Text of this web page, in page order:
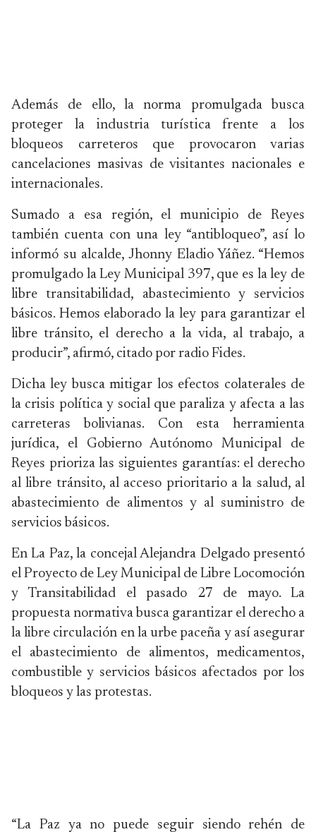
Además de ello, la norma promulgada busca
proteger la industria turística frente a los
bloqueos carreteros que provocaron varias
cancelaciones masivas de visitantes nacionales e
internacionales.
Sumado a esa región, el municipio de Reyes
también cuenta con una ley “antibloqueo”, así lo
informó su alcalde, Jhonny Eladio Yáñez. “Hemos
promulgado la Ley Municipal 397, que es la ley de
libre transitabilidad, abastecimiento y servicios
básicos. Hemos elaborado la ley para garantizar el
libre tránsito, el derecho a la vida, al trabajo, a
producir”, afirmó, citado por radio Fides.
Dicha ley busca mitigar los efectos colaterales de
la crisis política y social que paraliza y afecta a las
carreteras bolivianas. Con esta herramienta
jurídica, el Gobierno Autónomo Municipal de
Reyes prioriza las siguientes garantías: el derecho
al libre tránsito, al acceso prioritario a la salud, al
abastecimiento de alimentos y al suministro de
servicios básicos.
En La Paz, la concejal Alejandra Delgado presentó
el Proyecto de Ley Municipal de Libre Locomoción
y Transitabilidad el pasado 27 de mayo. La
propuesta normativa busca garantizar el derecho a
la libre circulación en la urbe paceña y así asegurar
el abastecimiento de alimentos, medicamentos,
combustible y servicios básicos afectados por los
bloqueos y las protestas.
“La Paz ya no puede seguir siendo rehén de